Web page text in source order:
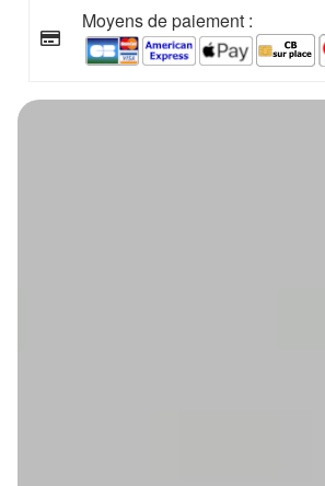
Moyens de paiement :